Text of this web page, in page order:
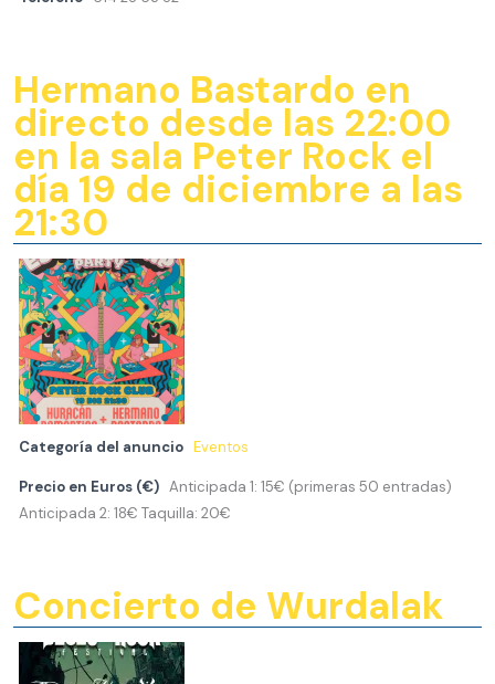
Hermano Bastardo en
directo desde las 22:00
en la sala Peter Rock el
día 19 de diciembre a las
21:30
Categoría del anuncio Eventos
Precio en Euros (€) Anticipada 1: 15€ (primeras 50 entradas)
Anticipada 2: 18€ Taquilla: 20€
Concierto de Wurdalak